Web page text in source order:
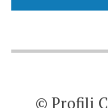
© Profili